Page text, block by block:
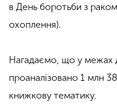
в День боротьби з
охоплення).
Нагадаємо, що у межах
проаналізовано 1 млн
книжкову тематику.